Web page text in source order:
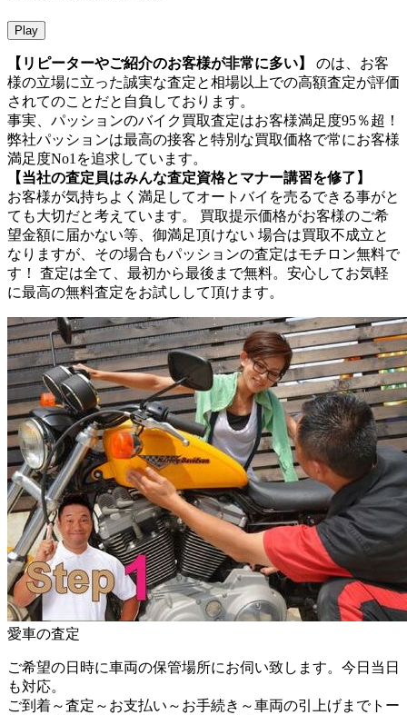
Play
【リピーターやご紹介のお客様が非常に多い】
様の立場に立った誠実な査定と相場以上での高額査定が評価
されてのことだと自負しております。
事実、パッションのバイク買取査定はお客様満足度95％超！
弊社パッションは最高の接客と特別な買取価格で常にお客様
満足度No1を追求しています。
【当社の査定員はみんな査定資格とマナー講習を修了】
お客様が気持ちよく満足してオートバイを売るできる事がと
ても大切だと考えています。 買取提示価格がお客様のご希
望金額に届かない等、御満足頂けない 場合は買取不成立と
なりますが、その場合もパッションの査定はモチロン無料で
す！ 査定は全て、最初から最後まで無料。安心してお気軽
に最高の無料査定をお試しして頂けます。
愛車の査定
ご希望の日時に車両の保管場所にお伺い致します。今日当日
も対応。
ご到着～査定～お支払い～お手続き～車両の引上げまでトー